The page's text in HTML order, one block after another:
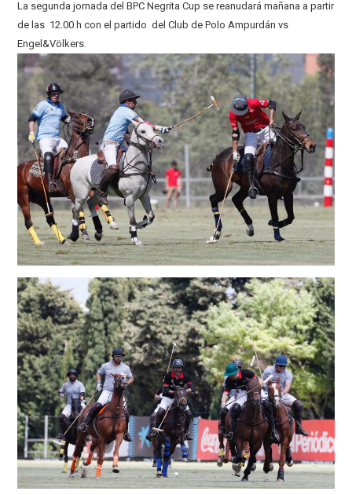
La segunda jornada del BPC Negrita Cup se reanudará mañana a partir
de las 12.00 h con el partido del Club de Polo Ampurdán vs
Engel&Völkers.